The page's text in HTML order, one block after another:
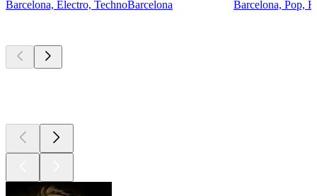
Barcelona, Electro, TechnoBarcelona
Barcelona, Pop,